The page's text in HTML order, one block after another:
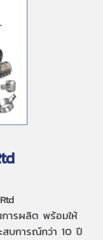
ารผลิต พร้อมให้
สบการณ์กว่า 10 ปี